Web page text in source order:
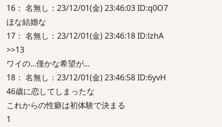
16： 名無し：23/12/01(金) 23:46:03 ID:q0O7
ほな結婚な
17： 名無し：23/12/01(金) 23:46:18 ID:lzhA
>>13
ワイの...僅かな希望が...
18： 名無し：23/12/01(金) 23:46:58 ID:6yvH
46歳に恋してしまったな
これからの性癖は初体験で決まる
1